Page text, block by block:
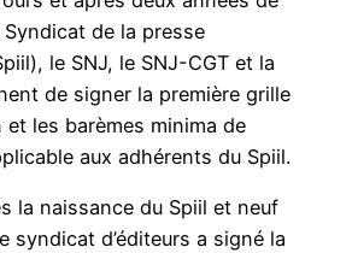
de la presse
le SNJ, le SNJ-CGT et la
de signer la première grille
les barèmes minima de
aux adhérents du Spiil.
la naissance du Spiil et neuf
syndicat d’éditeurs a signé la